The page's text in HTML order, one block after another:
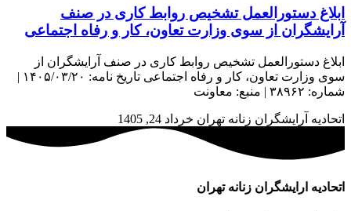
ابلاغ دستورالعمل تشخیص روابط کاری در صنف
آرایشگران از سوی وزارت تعاون، کار و رفاه اجتماعی
ابلاغ دستورالعمل تشخیص روابط کاری در صنف آرایشگران از
سوی وزارت تعاون، کار و رفاه اجتماعی تاریخ نامه: ۱۴۰۵/۰۳/۲۰ |
شماره: ۳۸۹۶۲ | منبع: معاونت
اتحادیه آرایشگران زنانه تهران خرداد 24, 1405
اتحادیه ارایشگران زنانه تهران